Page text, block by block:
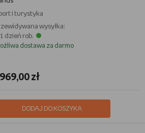
i turystyka
wysyłka:
dzień rob.
dostawa za darmo
zł
DODAJ DO KOSZYKA